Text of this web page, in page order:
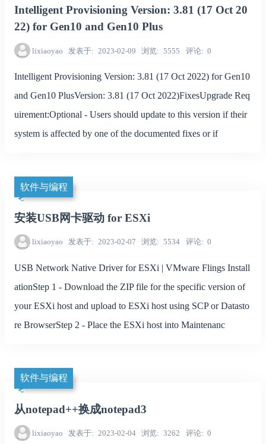
Intelligent Provisioning Version: 3.81 (17 Oct 20
22) for Gen10 and Gen10 Plus
lixiaoyao 发表于 2023-02-09 浏览 5555 评论 0
Intelligent Provisioning Version: 3.81 (17 Oct 2022) for Gen10
and Gen10 PlusVersion: 3.81 (17 Oct 2022)FixesUpgrade Req
uirement:Optional - Users should update to this version if their
system is affected by one of the documented fixes or if
软件与编程
安装USB网卡驱动 for ESXi
lixiaoyao 发表于 2023-02-07 浏览 5534 评论 0
USB Network Native Driver for ESXi | VMware Flings Install
ationStep 1 - Download the ZIP file for the specific version of
your ESXi host and upload to ESXi host using SCP or Datasto
re BrowserStep 2 - Place the ESXi host into Maintenanc
软件与编程
从notepad++换成notepad3
lixiaoyao 发表于 2023-02-04 浏览 3262 评论 0